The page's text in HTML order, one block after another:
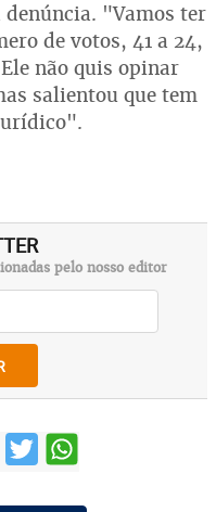
"Vamos ter
de votos, 41 a 24,
não quis opinar
salientou que tem
pelo nosso editor